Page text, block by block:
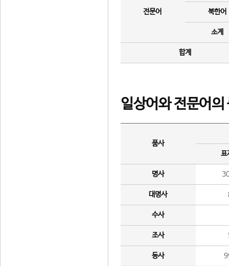
전문어 북한어
소계
합계
일상어와 전문어의
품사
표
명사
대명사
수사
조사
동사